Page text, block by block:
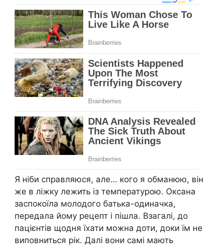
Я ніби справляюся, але… кого я обманюю, він
же в ліжку лежить із температурою. Оксана
заспокоїла молодого батька-одиначка,
передала йому рецепт і пішла. Взагалі, до
пацієнтів щодня їхати можна доти, доки їм не
виповниться рік. Далі вони самі мають